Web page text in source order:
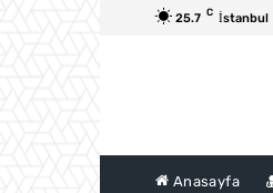
25.7 C İstanbul
Anasayfa